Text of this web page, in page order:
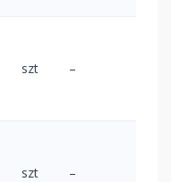
szt –
szt –